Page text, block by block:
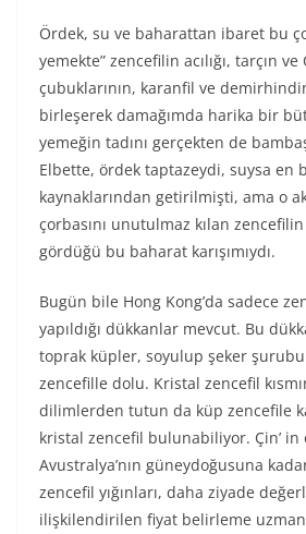
Ördek, su ve baharattan ibaret bu
yemekte” zencefilin acılığı, tarçın ve
çubuklarının, karanfil ve
birleşerek damağımda harika bir
yemeğin tadını gerçekten de
Elbette, ördek taptazeydi, suysa en
kaynaklarından getirilmişti, ama o
çorbasını unutulmaz kılan
gördüğü bu baharat karışımıydı.
Bugün bile Hong Kong’da sadece
yapıldığı dükkanlar mevcut. Bu
toprak küpler, soyulup şeker
zencefille dolu. Kristal zencefil
dilimlerden tutun da küp zencefile
kristal zencefil bulunabiliyor. Çin’
Avustralya’nın güneydoğusuna
zencefil yığınları, daha ziyade
ilişkilendirilen fiyat belirleme